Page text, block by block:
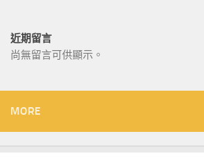
近期留言
尚無留言可供顯示。
MORE